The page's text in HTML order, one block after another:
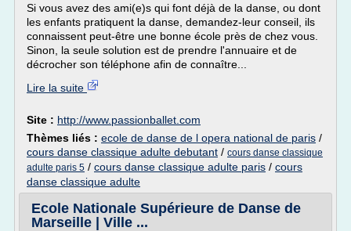
Si vous avez des ami(e)s qui font déjà de la danse, ou dont
les enfants pratiquent la danse, demandez-leur conseil, ils
connaissent peut-être une bonne école près de chez vous.
Sinon, la seule solution est de prendre l'annuaire et de
décrocher son téléphone afin de connaître...
Lire la suite
Site : http://www.passionballet.com
Thèmes liés : ecole de danse de l opera national de paris /
cours danse classique adulte debutant / cours danse classique
adulte paris 5 / cours danse classique adulte paris / cours
danse classique adulte
Ecole Nationale Supérieure de Danse de
Marseille | Ville ...